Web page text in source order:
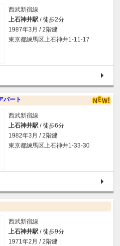
西武新宿線
上石神井駅 / 徒歩2分
1987年3月 / 2階建
東京都練馬区上石神井1-11-17
パート
西武新宿線
上石神井駅 / 徒歩6分
1982年3月 / 2階建
東京都練馬区上石神井1-33-30
西武新宿線
上石神井駅 / 徒歩9分
1971年2月 / 2階建